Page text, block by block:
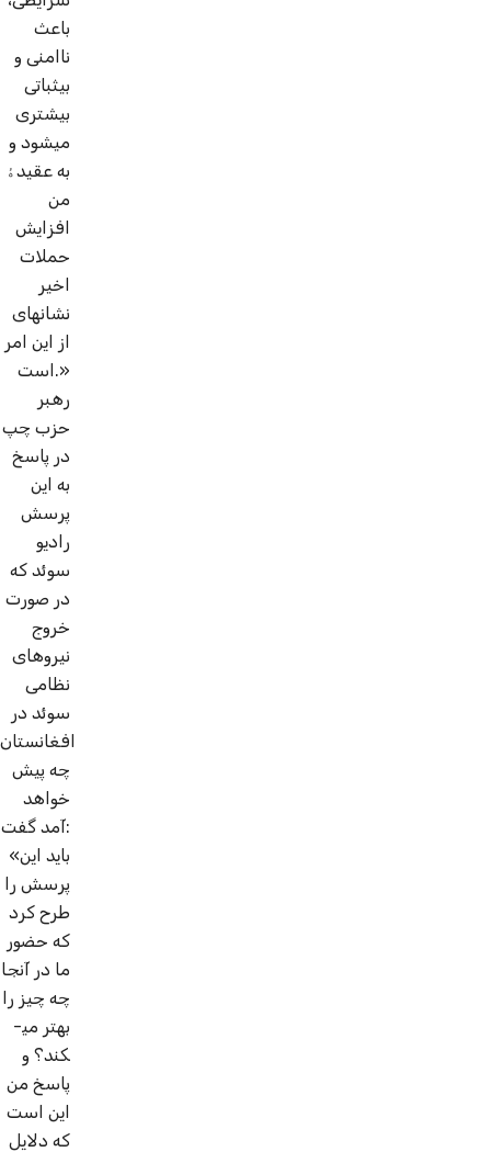
باعث
ناامنی و
بی­ثباتی
بیشتری
می­شود و
به عقیدۀ
من
افزایش
حملات
اخیر
نشانه­ای
از این امر
است.»
رهبر
حزب چپ
در پاسخ
به این
پرسش
رادیو
سوئد که
در صورت
خروج
نیروهای
نظامی
سوئد در
افغانستان
چه پیش
خواهد
آمد گفت:
«باید این
پرسش را
طرح کرد
که حضور
ما در آنجا
چه چیز را
بهتر می­
کند؟ و
پاسخ من
این است
که دلایل